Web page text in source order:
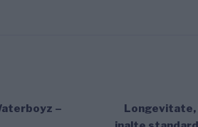
–
Longevitate,